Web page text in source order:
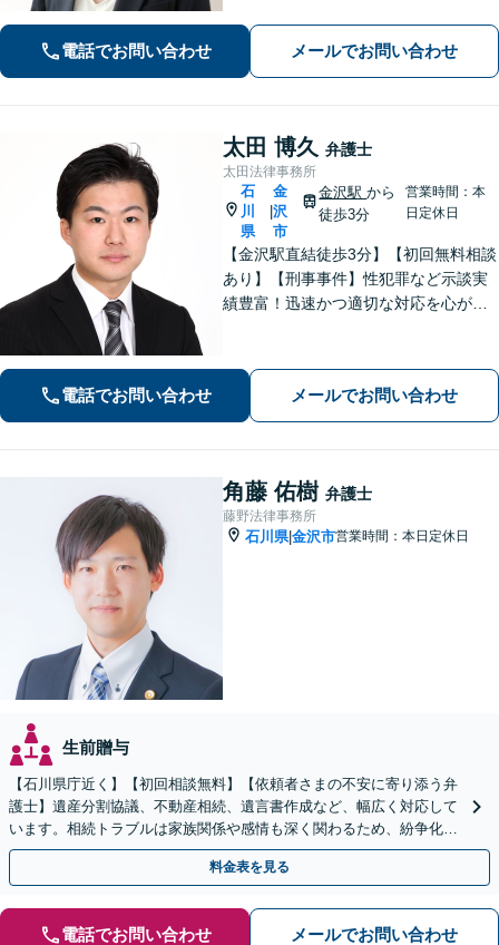
ですので、リラックスしてお話しいた
だけると思います。法テラスOK
電話でお問い合わせ メールでお問い合わせ
太田 博久 弁護士
太田法律事務所
石
川
県
金
沢
市
金沢駅から
徒歩3分
営業時間：本
日定休日
【金沢駅直結徒歩3分】【初回無料相談
あり】【刑事事件】性犯罪など示談実
績豊富！迅速かつ適切な対応を心がけ
対応で、適切な解決へと導きます。
電話でお問い合わせ メールでお問い合わせ
角藤 佑樹 弁護士
藤野法律事務所
石川県|金沢市営業時間：本日定休日
生前贈与
【石川県庁近く】【初回相談無料】【依頼者さまの不安に寄り添う弁
護士】遺産分割協議、不動産相続、遺言書作成など、幅広く対応して
います。相続トラブルは家族関係や感情も深く関わるため、紛争化し
やすい傾向にあります。お早めにご相談ください。
料金表を見る
電話でお問い合わせ メールでお問い合わせ